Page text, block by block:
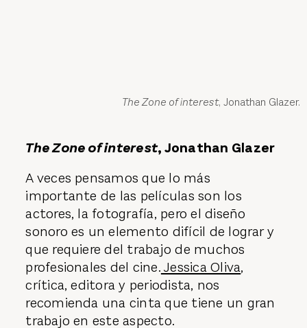
The Zone of interest, Jonathan Glazer.
The Zone of interest, Jonathan Glazer
A veces pensamos que lo más
importante de las películas son los
actores, la fotografía, pero el diseño
sonoro es un elemento difícil de lograr y
que requiere del trabajo de muchos
profesionales del cine.Jessica Oliva,
crítica, editora y periodista, nos
recomienda una cinta que tiene un gran
trabajo en este aspecto.